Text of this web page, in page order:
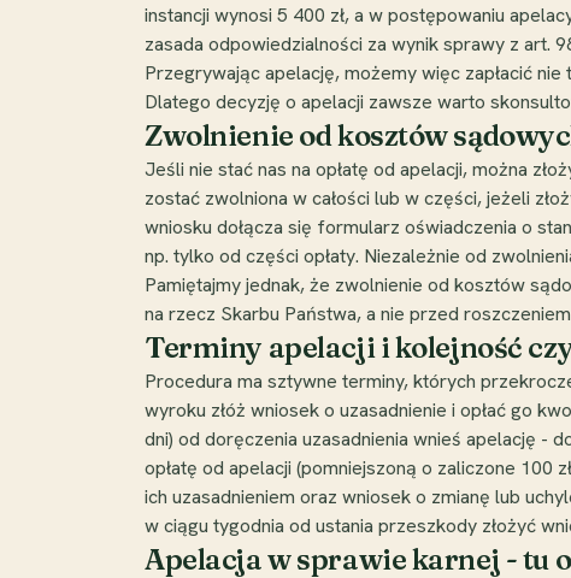
instancji wynosi 5 400 zł, a w postępowaniu
zasada odpowiedzialności za wynik sprawy z art.
Przegrywając apelację, możemy więc zapłacić
Dlatego decyzję o apelacji zawsze warto
Zwolnienie od kosztów
Jeśli nie stać nas na opłatę od apelacji, można
zostać zwolniona w całości lub w części, jeżeli
wniosku dołącza się formularz oświadczenia o
np. tylko od części opłaty. Niezależnie od
Pamiętajmy jednak, że zwolnienie od kosztów
na rzecz Skarbu Państwa, a nie przed
Terminy apelacji i kolejność
Procedura ma sztywne terminy, których
wyroku złóż wniosek o uzasadnienie i opłać go
dni) od doręczenia uzasadnienia wnieś apelację -
opłatę od apelacji (pomniejszoną o zaliczone 100
ich uzasadnieniem oraz wniosek o zmianę lub
w ciągu tygodnia od ustania przeszkody złożyć
Apelacja w sprawie karnej - tu